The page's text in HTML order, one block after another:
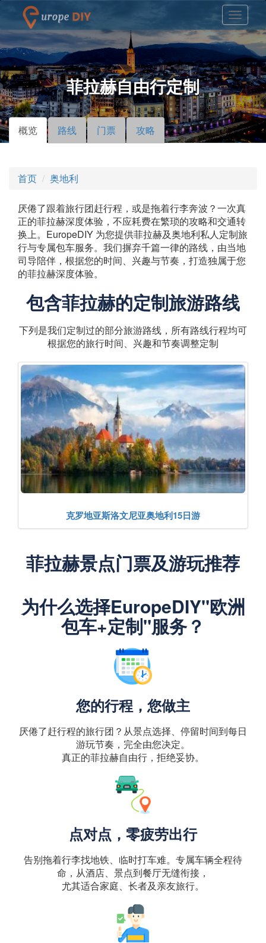
菲拉赫自由行定制
主标签
概览 （活
动标
路线 门票 攻略
首页 奥地利
厌倦了跟着旅行团赶行程，或是拖着行李奔波？一次真
正的菲拉赫深度体验，不应耗费在繁琐的攻略和交通转
换上。EuropeDIY 为您提供菲拉赫及奥地利私人定制旅
行与专属包车服务。我们摒弃千篇一律的路线，由当地
司导陪伴，根据您的时间、兴趣与节奏，打造独属于您
的菲拉赫深度体验。
包含菲拉赫的定制旅游路线
下列是我们定制过的部分旅游路线，所有路线行程均可
根据您的旅行时间、兴趣和节奏调整定制
克罗地亚斯洛文尼亚奥地利15日游
菲拉赫景点门票及游玩推荐
为什么选择EuropeDIY"欧洲
包车+定制"服务？
您的行程，您做主
厌倦了赶行程的旅行团？从景点选择、停留时间到每日
游玩节奏，完全由您决定。
真正的菲拉赫自由行，拒绝妥协。
点对点，零疲劳出行
告别拖着行李找地铁、临时打车难。专属车辆全程待
命，从酒店、景点到餐厅无缝衔接，
尤其适合家庭、长者及亲友旅行。